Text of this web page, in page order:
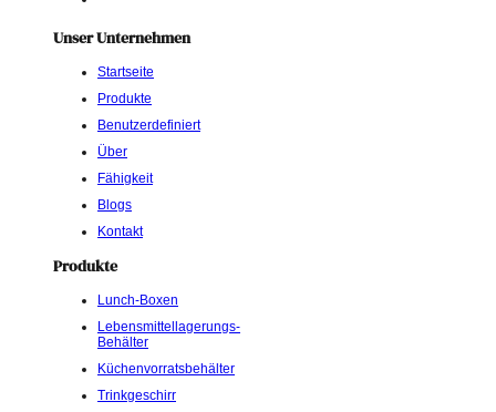
Unser Unternehmen
Startseite
Produkte
Benutzerdefiniert
Über
Fähigkeit
Blogs
Kontakt
Produkte
Lunch-Boxen
Lebensmittellagerungs-
Behälter
Küchenvorratsbehälter
Trinkgeschirr